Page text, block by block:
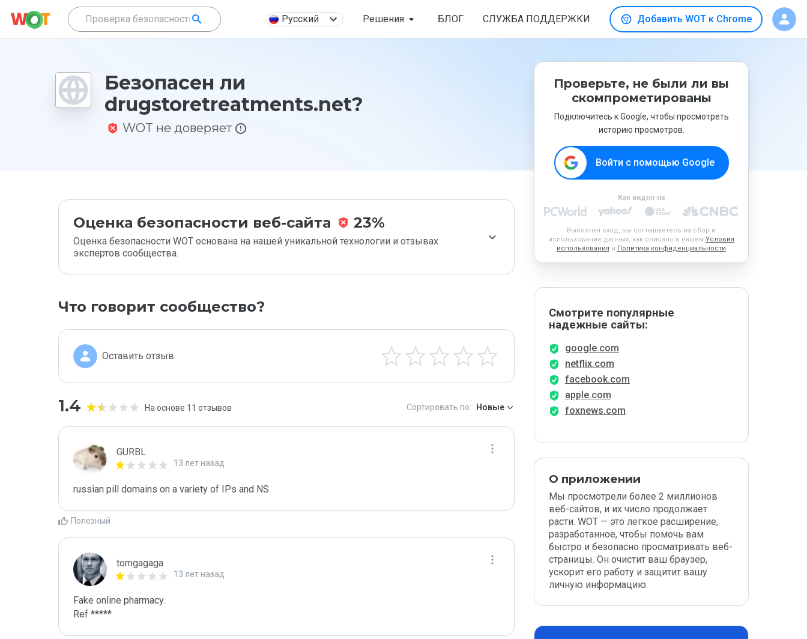
Русский Решения БЛОГ СЛУЖБА ПОДДЕРЖКИ Добавить WOT к Chrome
Безопасен ли
drugstoretreatments.net?
WOT не доверяет
Оценка безопасности веб-сайта 23%
Оценка безопасности WOT основана на нашей уникальной технологии и отзывах
экспертов сообщества.
Что говорит сообщество?
Оставить отзыв
1.4 На основе 11 отзывов Сортировать по: Новые
GURBL
13 лет назад
russian pill domains on a variety of IPs and NS
Полезный
tomgagaga
13 лет назад
Fake online pharmacy.
Ref *****
Проверьте, не были ли вы
скомпрометированы
Подключитесь к Google, чтобы просмотреть
историю просмотров.
Войти с помощью Google
Как видно на
Выполняя вход, вы соглашаетесь на сбор и
использование данных, как описано в нашем Условия
использования и Политика конфиденциальности
Смотрите популярные
надежные сайты:
google.com
netflix.com
facebook.com
apple.com
foxnews.com
О приложении
Мы просмотрели более 2 миллионов
веб-сайтов, и их число продолжает
расти. WOT — это легкое расширение,
разработанное, чтобы помочь вам
быстро и безопасно просматривать веб-
страницы. Он очистит ваш браузер,
ускорит его работу и защитит вашу
личную информацию.